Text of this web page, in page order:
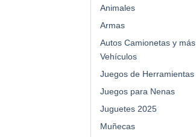
Animales
Armas
Autos Camionetas y más
Vehículos
Juegos de Herramientas
Juegos para Nenas
Juguetes 2025
Muñecas